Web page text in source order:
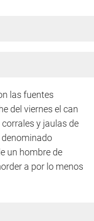
las fuentes
del viernes el can
y jaulas de
denominado
un hombre de
a por lo menos